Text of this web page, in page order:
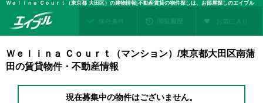
Ｗｅｌｉｎａ Ｃｏｕｒｔ（東京都 大田区）の建物情報|不動産賃貸の物件探しは、お部屋探しのエイブル
保存条件 閲覧履歴 お気に入り
Ｗｅｌｉｎａ Ｃｏｕｒｔ（マンション）/東京都大田区南蒲
田の賃貸物件・不動産情報
現在募集中の物件はございません。